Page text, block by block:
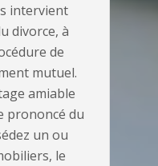
intervient
divorce, à
de
mutuel.
amiable
prononcé du
un ou
le